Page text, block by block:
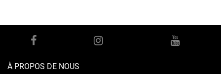
À PROPOS DE NOUS